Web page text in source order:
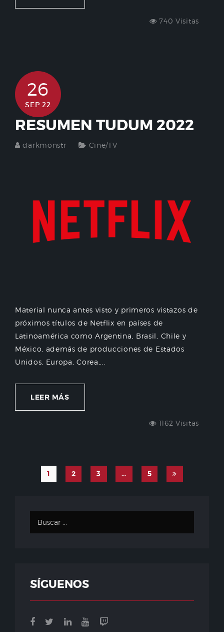
740 Visitas
26
SEP 22
RESUMEN TUDUM 2022
darkmonstr Cine/TV
Material nunca antes visto y primeros vistazos de
próximos títulos de Netflix en países de
Latinoamérica como Argentina, Brasil, Chile y
México, además de producciones de Estados
Unidos, Europa, Corea,...
LEER MÁS
1162 Visitas
1 2 3 … 5
SÍGUENOS